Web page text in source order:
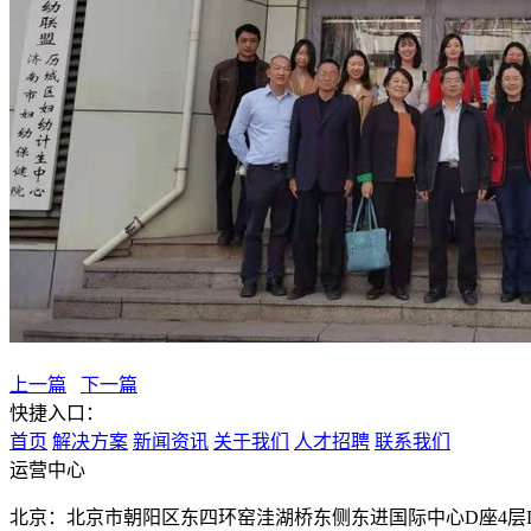
上一篇
下一篇
快捷入口：
首页 解决方案 新闻资讯 关于我们 人才招聘 联系我们
运营中心
北京：北京市朝阳区东四环窑洼湖桥东侧东进国际中心D座4层